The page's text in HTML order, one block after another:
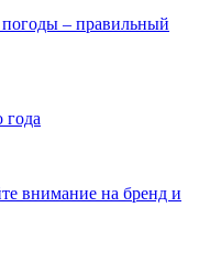
– правильный
года
внимание на бренд и